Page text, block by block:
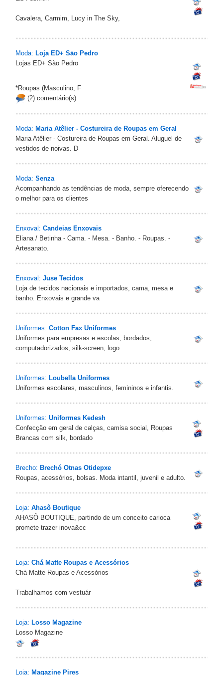
Cavalera, Carmim, Lucy in The Sky,
Moda: Loja ED+ Sāo Pedro
Lojas ED+ São Pedro
*Roupas (Masculino, F
(2) comentário(s)
Moda: Maria Atêlier - Costureira de Roupas em Geral
Maria Atêlier - Costureira de Roupas em Geral. Aluguel de
vestidos de noivas. D
Moda: Senza
Acompanhando as tendências de moda, sempre oferecendo
o melhor para os clientes
Enxoval: Candeias Enxovais
Eliana / Betinha - Cama. - Mesa. - Banho. - Roupas. -
Artesanato.
Enxoval: Juse Tecidos
Loja de tecidos nacionais e importados, cama, mesa e
banho. Enxovais e grande va
Uniformes: Cotton Fax Uniformes
Uniformes para empresas e escolas, bordados,
computadorizados, silk-screen, logo
Uniformes: Loubella Uniformes
Uniformes escolares, masculinos, femininos e infantis.
Uniformes: Uniformes Kedesh
Confecção em geral de calças, camisa social, Roupas
Brancas com silk, bordado
Brecho: Brechó Otnas Otidepxe
Roupas, acessórios, bolsas. Moda intantil, juvenil e adulto.
Loja: Ahasô Boutique
AHASÔ BOUTIQUE, partindo de um conceito carioca
promete trazer inova&cc
Loja: Chá Matte Roupas e Acessórios
Chá Matte Roupas e Acessórios
Trabalhamos com vestuár
Loja: Losso Magazine
Losso Magazine
Loja: Magazine Pires